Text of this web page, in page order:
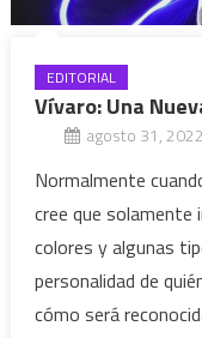
EDITORIAL
Vívaro: Una
agosto 31, 2022
Normalmente
cree que solamente
colores y algunas
personalidad de
cómo será